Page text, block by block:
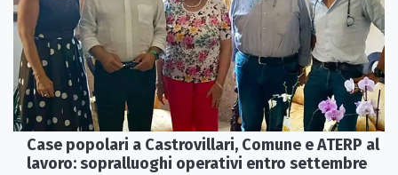
Case popolari a Castrovillari, Comune e ATERP al
lavoro: sopralluoghi operativi entro settembre